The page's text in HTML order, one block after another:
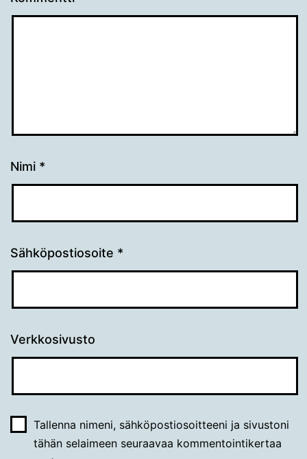
Nimi *
Sähköpostiosoite *
Verkkosivusto
Tallenna nimeni, sähköpostiosoitteeni ja sivustoni
tähän selaimeen seuraavaa kommentointikertaa